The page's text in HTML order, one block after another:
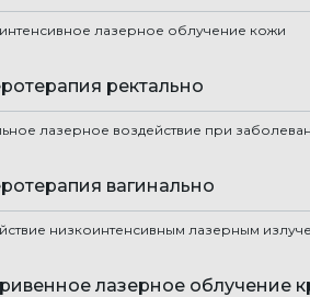
лазерное облучение кожи
ректально
лазерное воздействие при
вагинально
низкоинтенсивным лазерным
лазерное облучение